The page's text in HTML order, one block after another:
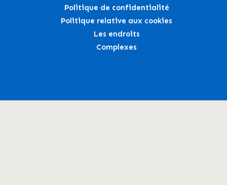
Politique de confidentialité
Politique relative aux cookies
Les endroits
Complexes